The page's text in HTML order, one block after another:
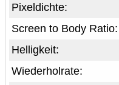
Pixeldichte:
Screen to Body Ratio:
Helligkeit:
Wiederholrate: